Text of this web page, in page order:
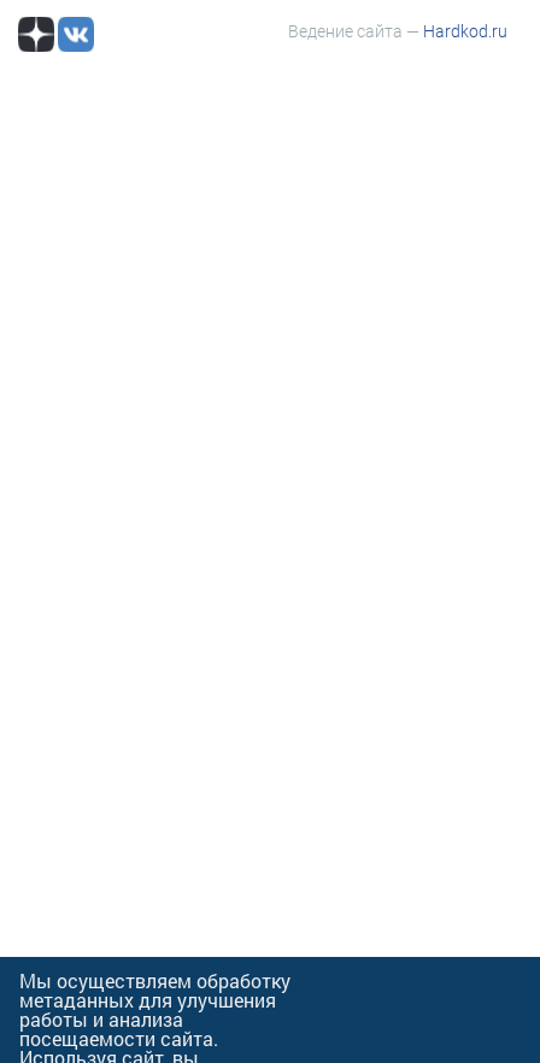
Ведение сайта — Hardkod.ru
Мы осуществляем обработку
метаданных для улучшения
работы и анализа
посещаемости сайта.
Используя сайт, вы